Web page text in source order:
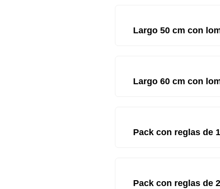
Largo 50 cm con
Largo 60 cm con
Pack con reglas de
Pack con reglas de